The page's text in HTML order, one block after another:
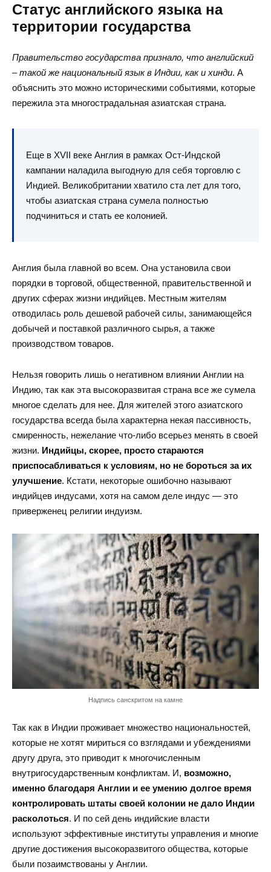
Статус английского языка на
территории государства
Правительство государства признало, что английский
– такой же национальный язык в Индии, как и хинди. А
объяснить это можно историческими событиями, которые
пережила эта многострадальная азиатская страна.
Еще в XVII веке Англия в рамках Ост-Индской
кампании наладила выгодную для себя торговлю с
Индией. Великобритании хватило ста лет для того,
чтобы азиатская страна сумела полностью
подчиниться и стать ее колонией.
Англия была главной во всем. Она установила свои
порядки в торговой, общественной, правительственной и
других сферах жизни индийцев. Местным жителям
отводилась роль дешевой рабочей силы, занимающейся
добычей и поставкой различного сырья, а также
производством товаров.
Нельзя говорить лишь о негативном влиянии Англии на
Индию, так как эта высокоразвитая страна все же сумела
многое сделать для нее. Для жителей этого азиатского
государства всегда была характерна некая пассивность,
смиренность, нежелание что-либо всерьез менять в своей
жизни. Индийцы, скорее, просто стараются
приспосабливаться к условиям, но не бороться за их
улучшение. Кстати, некоторые ошибочно называют
индийцев индусами, хотя на самом деле индус — это
приверженец религии индуизм.
Надпись санскритом на камне
Так как в Индии проживает множество национальностей,
которые не хотят мириться со взглядами и убеждениями
другу друга, это приводит к многочисленным
внутригосударственным конфликтам. И, возможно,
именно благодаря Англии и ее умению долгое время
контролировать штаты своей колонии не дало Индии
расколоться. И по сей день индийские власти
используют эффективные институты управления и многие
другие достижения высокоразвитого общества, которые
были позаимствованы у Англии.